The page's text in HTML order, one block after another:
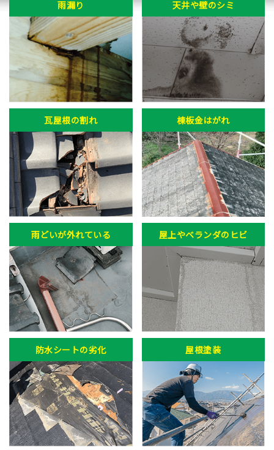
雨漏り 天井や壁のシミ
瓦屋根の割れ 棟板金はがれ
雨どいが外れている 屋上やベランダのヒビ
防水シートの劣化 屋根塗装